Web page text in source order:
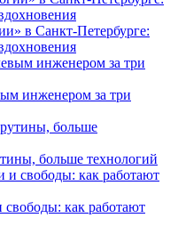
в Санкт-Петербурге:
инженером за три
больше технологий
как работают